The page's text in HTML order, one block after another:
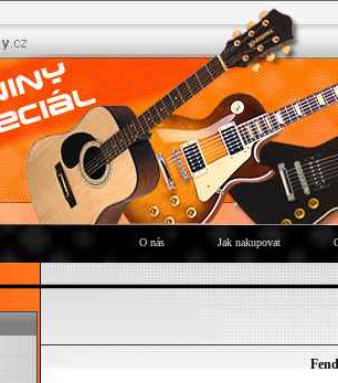
O nás Jak nakupovat